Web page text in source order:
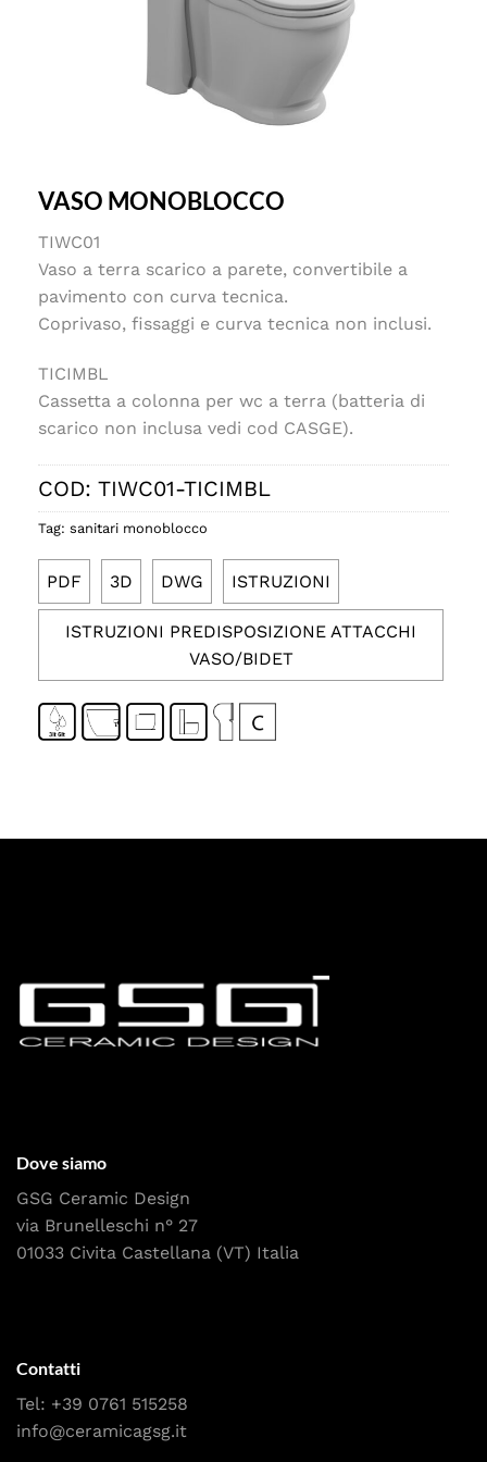
VASO MONOBLOCCO
TIWC01
Vaso a terra scarico a parete, convertibile a
pavimento con curva tecnica.
Coprivaso, fissaggi e curva tecnica non inclusi.
TICIMBL
Cassetta a colonna per wc a terra (batteria di
scarico non inclusa vedi cod CASGE).
COD: TIWC01-TICIMBL
Tag: sanitari monoblocco
PDF 3D DWG ISTRUZIONI
ISTRUZIONI PREDISPOSIZIONE ATTACCHI
VASO/BIDET
Dove siamo
GSG Ceramic Design
via Brunelleschi n° 27
01033 Civita Castellana (VT) Italia
Contatti
Tel: +39 0761 515258
info@ceramicagsg.it